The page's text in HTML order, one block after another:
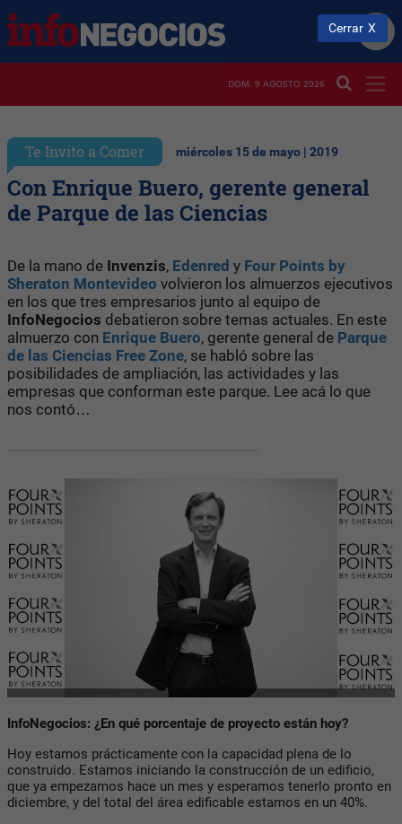
DOM. 9 AGOSTO 2026
Te Invito a Comer miércoles 15 de mayo | 2019
Con Enrique Buero, gerente general
de Parque de las Ciencias
De la mano de Invenzis, Edenred y Four Points by
Sheraton Montevideo volvieron los almuerzos ejecutivos
en los que tres empresarios junto al equipo de
InfoNegocios debatieron sobre temas actuales. En este
almuerzo con Enrique Buero, gerente general de Parque
de las Ciencias Free Zone, se habló sobre las
posibilidades de ampliación, las actividades y las
empresas que conforman este parque. Lee acá lo que
nos contó…
InfoNegocios: ¿En qué porcentaje de proyecto están hoy?
Hoy estamos prácticamente con la capacidad plena de lo
construido. Estamos iniciando la construcción de un edificio,
que ya empezamos hace un mes y esperamos tenerlo pronto en
diciembre, y del total del área edificable estamos en un 40%.
Cerrar